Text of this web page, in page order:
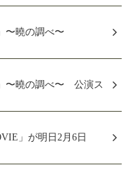
〜曉の調べ〜
〜曉の調べ〜 公演ス
」が明日2月6日